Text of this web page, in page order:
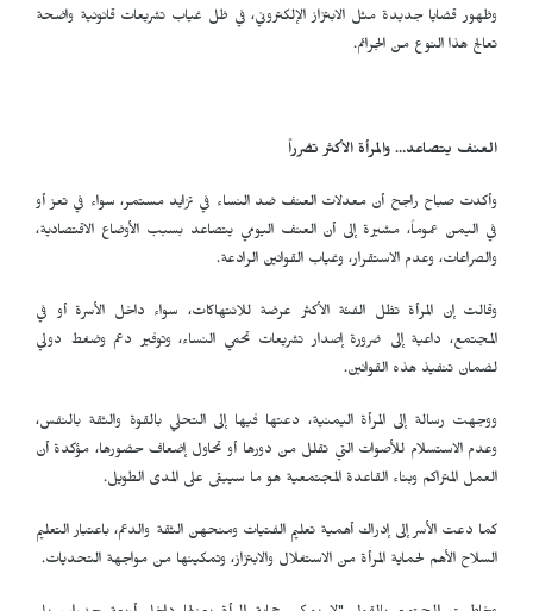
وظهور قضايا جديدة مثل الابتزاز الإلكتروني، في ظل غياب تشريعات قانونية واضحة
تعالج هذا النوع من الجرائم.
العنف يتصاعد… والمرأة الأكثر تضرراً
وأكدت صباح راجح أن معدلات العنف ضد النساء في تزايد مستمر، سواء في تعز أو
في اليمن عموماً، مشيرة إلى أن العنف اليومي يتصاعد بسبب الأوضاع الاقتصادية،
والصراعات، وعدم الاستقرار، وغياب القوانين الرادعة.
وقالت إن المرأة تظل الفئة الأكثر عرضة للانتهاكات، سواء داخل الأسرة أو في
المجتمع، داعية إلى ضرورة إصدار تشريعات تحمي النساء، وتوفير دعم وضغط دولي
لضمان تنفيذ هذه القوانين.
ووجهت رسالة إلى المرأة اليمنية، دعتها فيها إلى التحلي بالقوة والثقة بالنفس،
وعدم الاستسلام للأصوات التي تقلل من دورها أو تحاول إضعاف حضورها، مؤكدة أن
العمل المتراكم وبناء القاعدة المجتمعية هو ما سيبقى على المدى الطويل.
كما دعت الأسر إلى إدراك أهمية تعليم الفتيات ومنحهن الثقة والدعم، باعتبار التعليم
السلاح الأهم لحماية المرأة من الاستغلال والابتزاز، وتمكينها من مواجهة التحديات.